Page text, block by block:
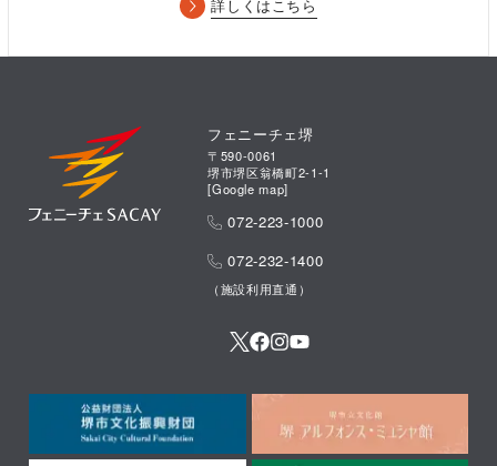
詳しくはこちら
フェニーチェ堺
〒590-0061
堺市堺区翁橋町2-1-1
[Google map]
072-223-1000
072-232-1400
（施設利用直通）